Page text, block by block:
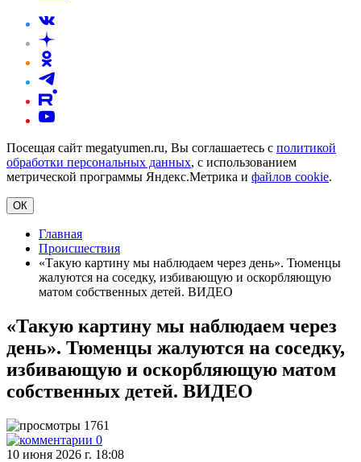
Посещая сайт megatyumen.ru, Вы соглашаетесь с политикой
обработки персональных данных, с использованием
метрической программы Яндекс.Метрика и файлов cookie.
ОК
Главная
Происшествия
«Такую картину мы наблюдаем через день». Тюменцы
жалуются на соседку, избивающую и оскорбляющую
матом собственных детей. ВИДЕО
«Такую картину мы наблюдаем через
день». Тюменцы жалуются на соседку,
избивающую и оскорбляющую матом
собственных детей. ВИДЕО
1761
0
10 июня 2026 г. 18:08